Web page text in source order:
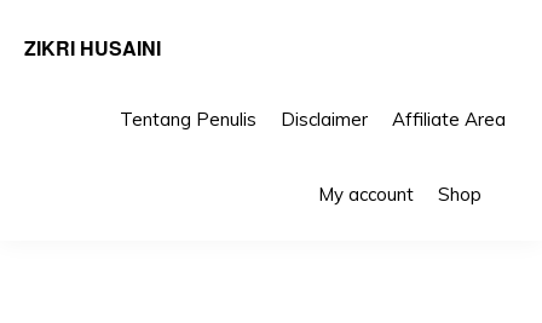
ZIKRI HUSAINI
Tentang Penulis Disclaimer Affiliate Area
My account Shop